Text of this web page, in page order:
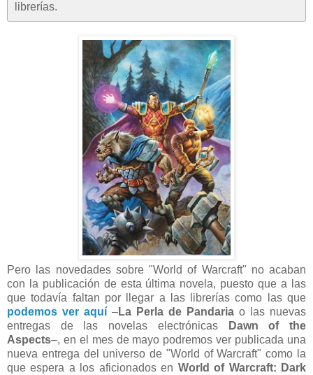
librerías.
Pero las novedades sobre "World of Warcraft" no acaban
con la publicación de esta última novela, puesto que a las
que todavía faltan por llegar a las librerías como las que
podemos ver aquí –La Perla de Pandaria o las nuevas
entregas de las novelas electrónicasDawn of the
Aspects–, en el mes de mayo podremos ver publicada una
nueva entrega del universo de "World of Warcraft" como la
que espera a los aficionados en World of Warcraft: Dark